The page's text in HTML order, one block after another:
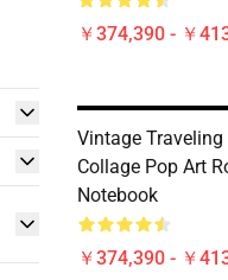
￥374,390 - ￥
Vintage
Collage Pop Art
Notebook
￥374,390 - ￥